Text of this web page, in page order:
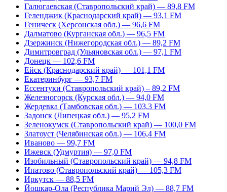
Галюгаевская (Ставропольский край) — 89,8 FM
Геленджик (Краснодарский край) — 93,1 FM
Геническ (Херсонская обл.) — 96,6 FM
Далматово (Курганская обл.) — 96,5 FM
Дзержинск (Нижегородская обл.) — 89,2 FM
Димитровград (Ульяновская обл.) — 97,1 FM
Донецк — 102,6 FM
Ейск (Краснодарский край) — 101,1 FM
Екатеринбург — 93,7 FM
Ессентуки (Ставропольский край) – 89,2 FM
Железногорск (Курская обл.) — 94,0 FM
Жердевка (Тамбовская обл.) — 103,3 FM
Задонск (Липецкая обл.) — 95,2 FM
Зеленокумск (Ставропольский край) — 100,0 FM
Златоуст (Челябинская обл.) — 106,4 FM
Иваново — 99,7 FM
Ижевск (Удмуртия) — 97,0 FM
Изобильный (Ставропольский край) — 94,8 FM
Ипатово (Ставропольский край) — 105,3 FM
Иркутск — 88,5 FM
Йошкар-Ола (Республика Марий Эл) — 88,7 FM